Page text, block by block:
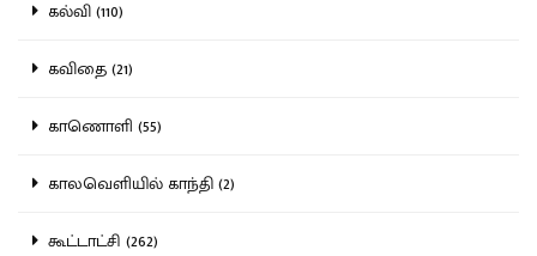
கல்வி (110)
கவிதை (21)
காணொளி (55)
காலவெளியில் காந்தி (2)
கூட்டாட்சி (262)